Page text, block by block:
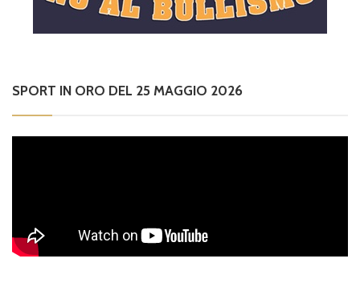
SPORT IN ORO DEL 25 MAGGIO 2026